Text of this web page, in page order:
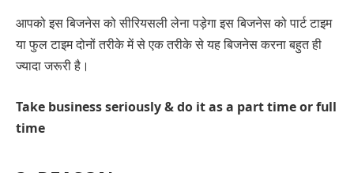
आपको इस बिजनेस को सीरियसली लेना पड़ेगा इस बिजनेस को पार्ट टाइम
या फुल टाइम दोनों तरीके में से एक तरीके से यह बिजनेस करना बहुत ही
ज्यादा जरूरी है।
Take business seriously & do it as a part time or full
time